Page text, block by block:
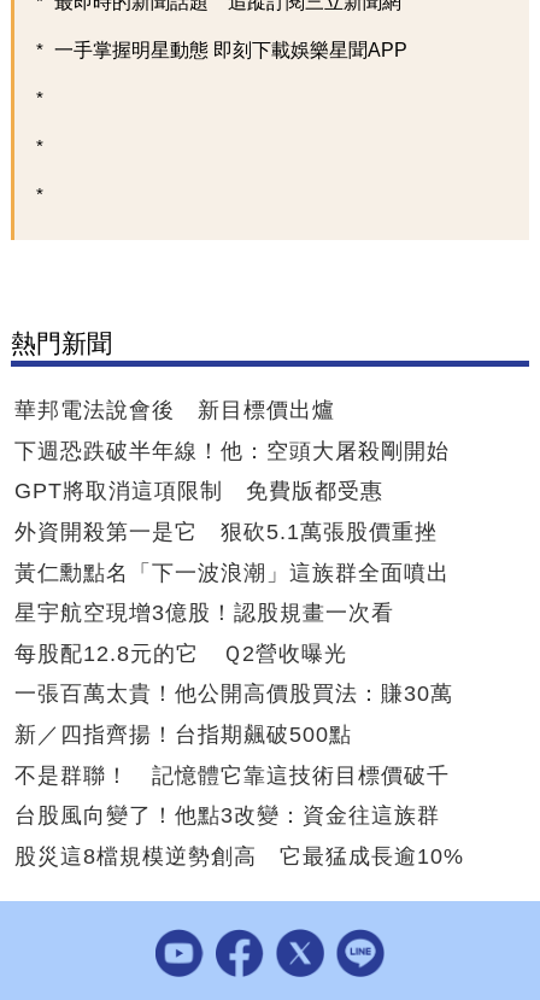
一手掌握明星動態 即刻下載娛樂星聞APP
熱門新聞
華邦電法說會後 新目標價出爐
下週恐跌破半年線！他：空頭大屠殺剛開始
GPT將取消這項限制 免費版都受惠
外資開殺第一是它 狠砍5.1萬張股價重挫
黃仁勳點名「下一波浪潮」這族群全面噴出
星宇航空現增3億股！認股規畫一次看
每股配12.8元的它 Ｑ2營收曝光
一張百萬太貴！他公開高價股買法：賺30萬
新／四指齊揚！台指期飆破500點
不是群聯！ 記憶體它靠這技術目標價破千
台股風向變了！他點3改變：資金往這族群
股災這8檔規模逆勢創高 它最猛成長逾10%